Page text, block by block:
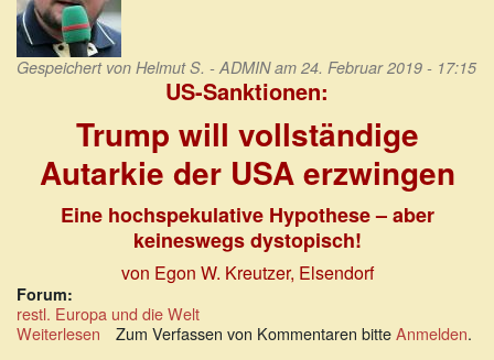
Gespeichert von Helmut S. - ADMINam 24. Februar 2019 - 17:15
US-Sanktionen:
Trump will vollständige
Autarkie der USA erzwingen
Eine hochspekulative Hypothese – aber
keineswegs dystopisch!
von Egon W. Kreutzer, Elsendorf
Forum:
restl. Europa und die Welt
Weiterlesen über
Zum Verfassen von Kommentaren bitteAnmelden.